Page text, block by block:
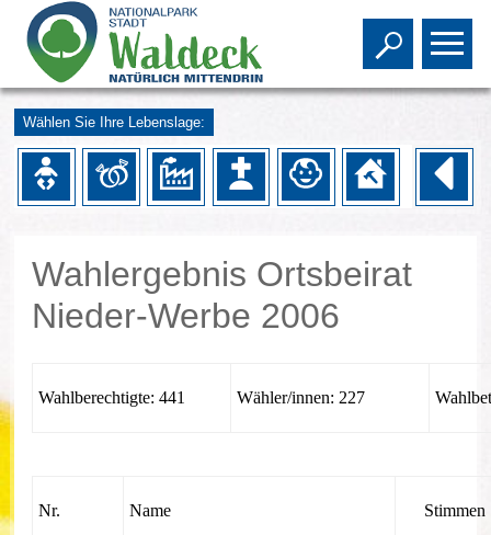
Toggle
Wählen Sie Ihre Lebenslage:
Wahlergebnis Ortsbeirat
Nieder-Werbe 2006
Wahlberechtigte: 441 Wähler/innen: 227
Nr. Name Stimmen